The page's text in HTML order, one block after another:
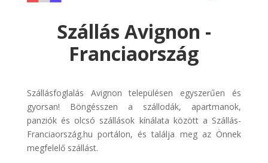
Repülőjegy
pénzvisszatérítéssel
Discover
Cars
Transzfer
Szállás Avignon -
Franciaország
Szállásfoglalás Avignon településen egyszerűen és
gyorsan! Böngésszen a szállodák, apartmanok,
panziók és olcsó szállások kínálata között a Szállás-
Franciaország.hu portálon, és találja meg az Önnek
megfelelő szállást.